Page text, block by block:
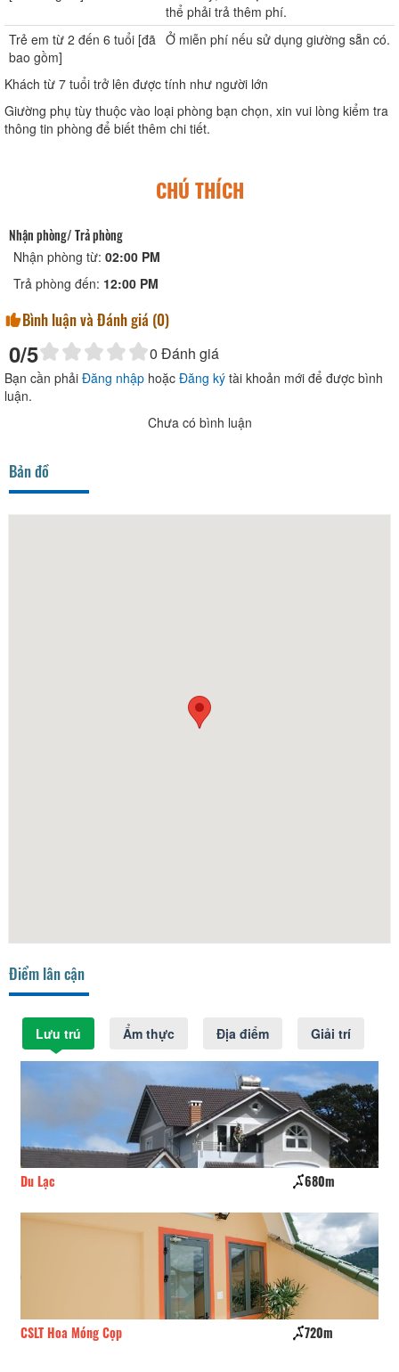
thể phải trả thêm phí.
Trẻ em từ 2 đến 6 tuổi [đã
bao gồm]
Ở miễn phí nếu sử dụng giường sẵn có.
Khách từ 7 tuổi trở lên được tính như người lớn
Giường phụ tùy thuộc vào loại phòng bạn chọn, xin vui lòng kiểm tra
thông tin phòng để biết thêm chi tiết.
CHÚ THÍCH
Nhận phòng/ Trả phòng
Nhận phòng từ: 02:00 PM
Trả phòng đến: 12:00 PM
Bình luận và Đánh giá (0)
0/5 0 Đánh giá
Bạn cần phải Đăng nhập hoặc Đăng ký tài khoản mới để được bình
luận.
Chưa có bình luận
Bản đồ
Điểm lân cận
Lưu trú Ẩm thực Địa điểm Giải trí
Du Lạc 680m
CSLT Hoa Móng Cọp 720m